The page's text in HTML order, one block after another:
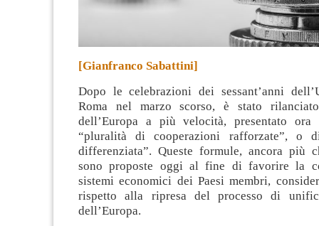
[Gianfranco Sabattini]
Dopo le celebrazioni dei sessant’anni
Roma nel marzo scorso, è stato
dell’Europa a più velocità, presentato
“pluralità di cooperazioni rafforzate”, o
differenziata”. Queste formule, ancora più
sono proposte oggi al fine di favorire la
sistemi economici dei Paesi membri,
rispetto alla ripresa del processo di
dell’Europa.